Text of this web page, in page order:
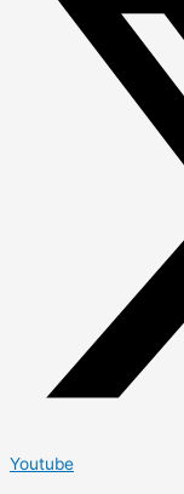
Youtube